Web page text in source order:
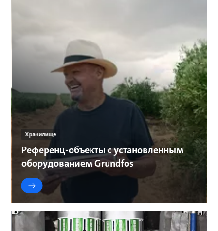
Хранилище
Референц-объекты с установленным
оборудованием Grundfos